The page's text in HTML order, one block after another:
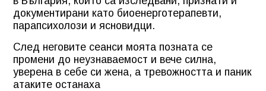
документирани като биоенерготерапевти,
парапсихолози и ясновидци.
След неговите сеанси моята позната се
промени до неузнаваемост и вече силна,
уверена в себе си жена, а тревожността и паник
атаките останаха